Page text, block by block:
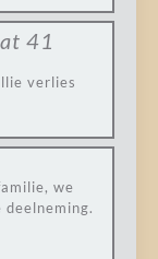
41
verlies
we